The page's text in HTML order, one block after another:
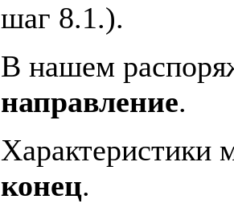
шаг 8.1.).
В нашем
направление.
Характеристики
конец.